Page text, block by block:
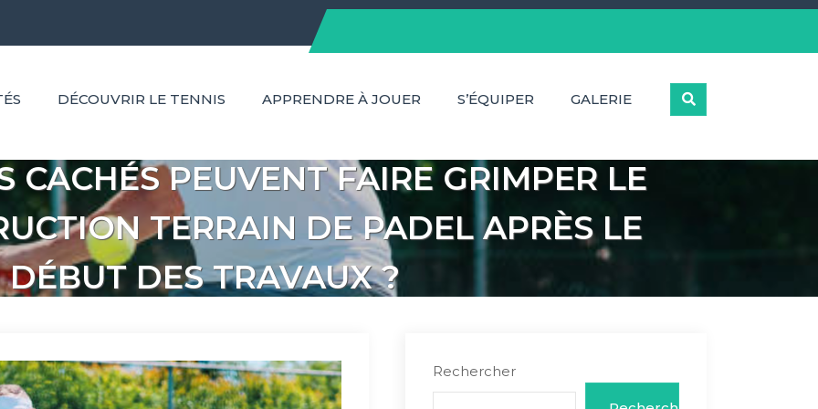
DÉCOUVRIR LE TENNIS APPRENDRE À JOUER S’ÉQUIPER GALERIE
CACHÉS PEUVENT FAIRE GRIMPER LE
TERRAIN DE PADEL APRÈS LE
DÉBUT DES TRAVAUX ?
Rechercher